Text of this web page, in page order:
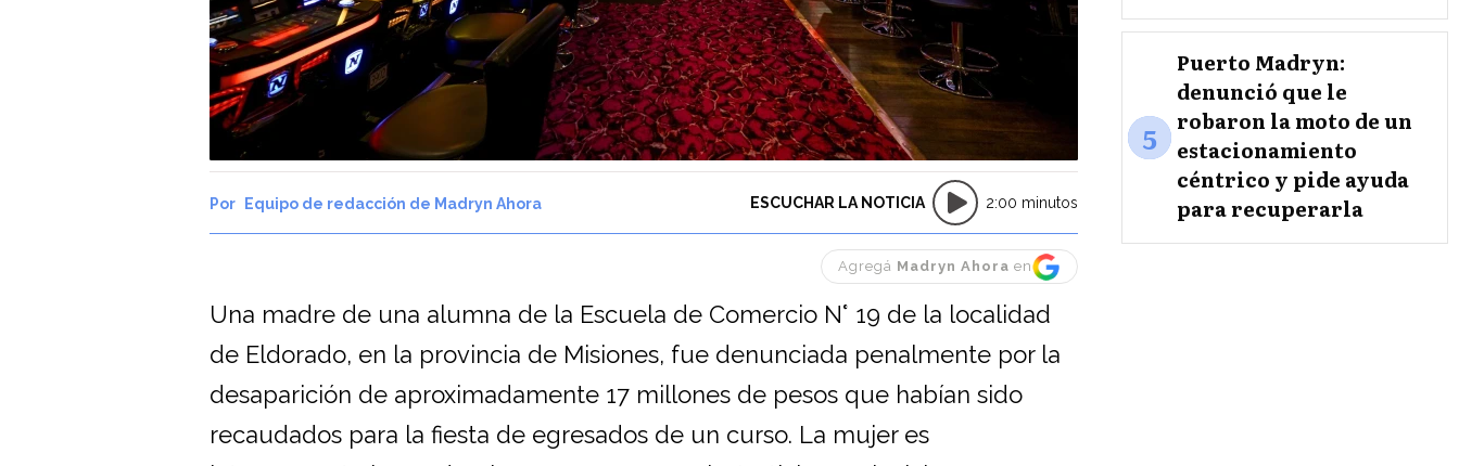
Equipo de redacción de Madryn Ahora ESCUCHAR LA NOTICIA 2:00 minutos
Agregá Madryn Ahora en
Una madre de una alumna de la Escuela de Comercio N° 19 de la localidad
de Eldorado, en la provincia de Misiones, fue denunciada penalmente por la
desaparición de aproximadamente 17 millones de pesos que habían sido
recaudados para la fiesta de egresados de un curso. La mujer es
5
Puerto Madryn:
denunció que le
robaron la moto de un
estacionamiento
céntrico y pide ayuda
para recuperarla